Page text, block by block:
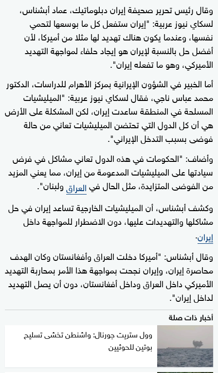
وقال رئيس تحرير صحيفة إيران دبلوماتيك، عماد أبشناس،
لسكاي نيوز عربية: "إيران ستفعل كل ما بوسعها لتحمي
نفسها، وعندما يكون هناك تهديد لها مثلا من أميركا، لأن
أفضل حل بالنسبة لإيران هو إيجاد حلفاء لمواجهة التهديد
الأميركي، وهو ما تفعله إيران".
أما الخبير في الشؤون الإيرانية بمركز الأهرام للدراسات، الدكتور
محمد عباس ناجي، فقال لسكاي نيوز عربية: "الميليشيات
المسلحة في المنطقة ساعدت إيران، لكن المشكلة على الأرض
هي أن كل الدول التي تحتضن الميليشيات تعاني من حالة
فوضى بسبب التدخل الإيراني".
وأضاف: "الحكومات في هذه الدول تعاني مشاكل في فرض
سيادتها على الميليشيات المدعومة من إيران، مما يعني المزيد
من الفوضى المتزايدة، مثل الحال فيالعراقولبنان".
وكشف أبشناس، أن الميليشيات الخارجية تساعد إيران في حل
مشاكلها والتهديدات عليها، دون الاضطرار للمواجهة داخل
إيران.
وقال أبشناس: "أميركا دخلت العراق وأفغانستان وكان الهدف
محاصرة إيران، وإيران نجحت بمواجهة هذا الأمر بمحاربة التهديد
الأميركي داخل العراق وداخل أفغانستان، دون أن يصل التهديد
لداخل إيران".
أخبار ذات صلة
وول ستريت جورنال: واشنطن تخشى تسليح
بوتين للحوثيين